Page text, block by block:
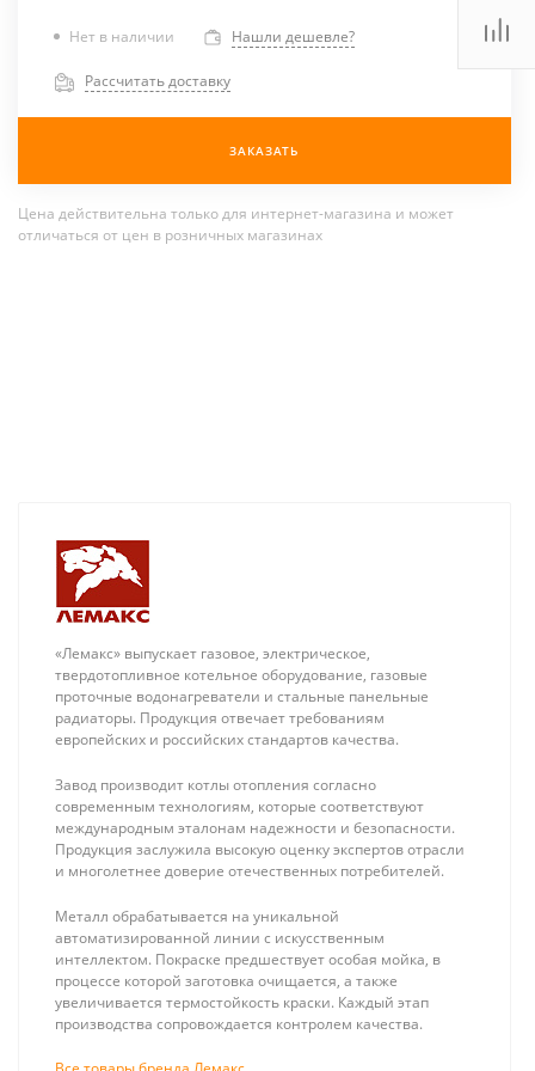
Нет в наличии Нашли дешевле?
Рассчитать доставку
ЗАКАЗАТЬ
Цена действительна только для интернет-магазина и может
отличаться от цен в розничных магазинах
«Лемакс» выпускает газовое, электрическое,
твердотопливное котельное оборудование, газовые
проточные водонагреватели и стальные панельные
радиаторы. Продукция отвечает требованиям
европейских и российских стандартов качества.
Завод производит котлы отопления согласно
современным технологиям, которые соответствуют
международным эталонам надежности и безопасности.
Продукция заслужила высокую оценку экспертов отрасли
и многолетнее доверие отечественных потребителей.
Металл обрабатывается на уникальной
автоматизированной линии с искусственным
интеллектом. Покраске предшествует особая мойка, в
процессе которой заготовка очищается, а также
увеличивается термостойкость краски. Каждый этап
производства сопровождается контролем качества.